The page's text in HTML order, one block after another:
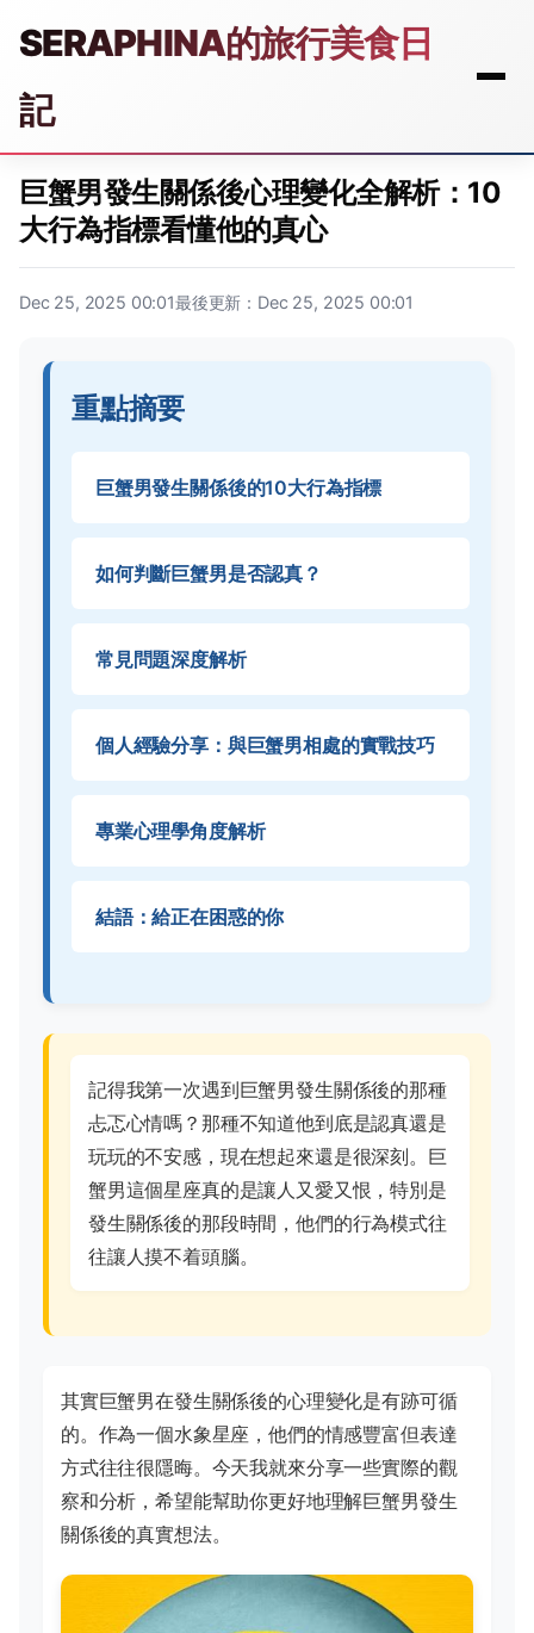
SERAPHINA的旅行美食日
記
巨蟹男發生關係後心理變化全解析：10
大行為指標看懂他的真心
Dec 25, 2025 00:01最後更新：Dec 25, 2025 00:01
重點摘要
巨蟹男發生關係後的10大行為指標
如何判斷巨蟹男是否認真？
常見問題深度解析
個人經驗分享：與巨蟹男相處的實戰技巧
專業心理學角度解析
結語：給正在困惑的你
記得我第一次遇到巨蟹男發生關係後的那種
忐忑心情嗎？那種不知道他到底是認真還是
玩玩的不安感，現在想起來還是很深刻。巨
蟹男這個星座真的是讓人又愛又恨，特別是
發生關係後的那段時間，他們的行為模式往
往讓人摸不着頭腦。
其實巨蟹男在發生關係後的心理變化是有跡可循
的。作為一個水象星座，他們的情感豐富但表達
方式往往很隱晦。今天我就來分享一些實際的觀
察和分析，希望能幫助你更好地理解巨蟹男發生
關係後的真實想法。